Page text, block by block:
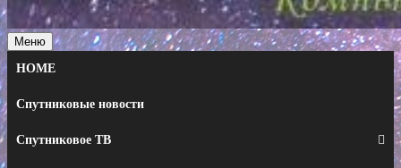
Меню
HOME
Спутниковые новости
Спутниковое ТВ